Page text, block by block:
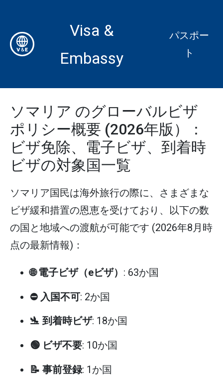
Visa &
Embassy
パスポー
ト
ソマリア のグローバルビザ
ポリシー概要 (2026年版）：
ビザ免除、電子ビザ、到着時
ビザの対象国一覧
ソマリア国民は海外旅行の際に、さまざまな
ビザ緩和措置の恩恵を受けており、以下の数
の国と地域への渡航が可能です (2026年8月時
点の最新情報)：
🌐 電子ビザ（eビザ） : 63か国
⛔ 入国不可: 2か国
🛬 到着時ビザ: 18か国
🟢 ビザ不要: 10か国
📝 事前登録: 1か国